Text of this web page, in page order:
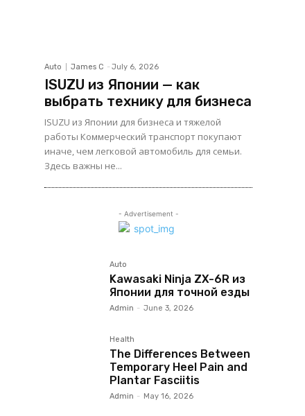
Auto James C - July 6, 2026
ISUZU из Японии — как
выбрать технику для бизнеса
ISUZU из Японии для бизнеса и тяжелой
работы Коммерческий транспорт покупают
иначе, чем легковой автомобиль для семьи.
Здесь важны не...
- Advertisement -
Auto
Kawasaki Ninja ZX-6R из
Японии для точной езды
Admin - June 3, 2026
Health
The Differences Between
Temporary Heel Pain and
Plantar Fasciitis
Admin - May 16, 2026